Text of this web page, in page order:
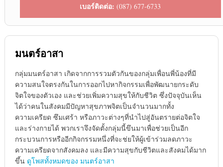
เบอร์ติดต่อ: (087) 677-6733
มนตร์อาสา
กลุ่มมนตร์อาสา เกิดจากการรวมตัวกันของกลุ่มเพื่อนพี่น้องที่มี
ความสนใจตรงกันในการออกไปหากิจกรรมเพื่อพัฒนายกระดับ
จิตใจของตัวเอง และช่วยเพิ่มความสุขให้กับชีวิต ซึ่งปัจจุบันเห็น
ได้ว่าคนในสังคมมีปัญหาสุขภาพจิตเป็นจำนวนมากทั้ง
ความเครียด ซึมเศร้า หรือภาวะต่างๆที่นำไปสู่อันตรายต่อจิตใจ
และร่างกายได้ พวกเราจึงจัดตั้งกลุ่มนี้ขึนมาเพื่อช่วยเป็นอีก
กระบวนการหรืออีกกิจกรรมหนึ่งที่จะช่ยให้ผู้เข้าร่วมลดภาวะ
ความเครียดจากสังคมลง และมีความสุขกับชีวิตและสังคมได้มาก
ขึ้น ดูโพสทั้งหมดของ มนตร์อาสา